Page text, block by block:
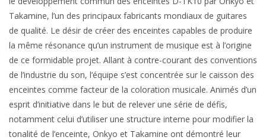
Takamine, l’un des principaux fabricants mondiaux de guitares
de qualité. Le désir de créer des enceintes capables de produire
la même résonance qu’un instrument de musique est à l’origine
de ce formidable projet. Allant à contre-courant des conventions
de l’industrie du son, l’équipe s’est concentrée sur le caisson des
enceintes comme facteur de la coloration musicale. Animés d’un
esprit d’initiative dans le but de relever une série de défis,
notamment celui d’utiliser une structure interne pour modifier la
tonalité de l’enceinte, Onkyo et Takamine ont démontré leur